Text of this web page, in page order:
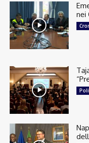
nei